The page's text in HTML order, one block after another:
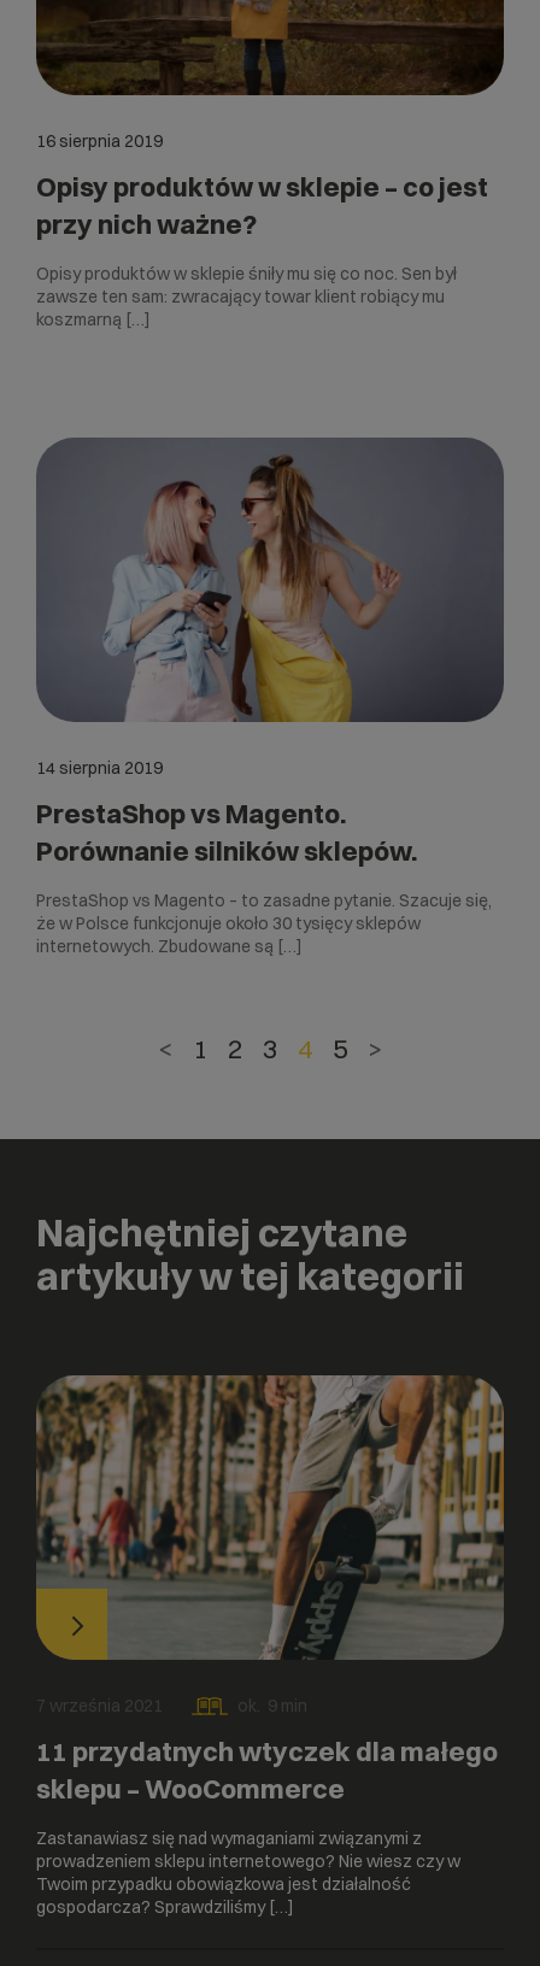
16 sierpnia 2019
Opisy produktów w sklepie – co jest
przy nich ważne?
Opisy produktów w sklepie śniły mu się co noc. Sen był
zawsze ten sam: zwracający towar klient robiący mu
koszmarną […]
14 sierpnia 2019
PrestaShop vs Magento.
Porównanie silników sklepów.
PrestaShop vs Magento – to zasadne pytanie. Szacuje się,
że w Polsce funkcjonuje około 30 tysięcy sklepów
internetowych. Zbudowane są […]
< 1 2 3 4 5 >
Najchętniej czytane
artykuły w tej kategorii
7 września 2021 ok. 9 min
11 przydatnych wtyczek dla małego
sklepu – WooCommerce
Zastanawiasz się nad wymaganiami związanymi z
prowadzeniem sklepu internetowego? Nie wiesz czy w
Twoim przypadku obowiązkowa jest działalność
gospodarcza? Sprawdziliśmy […]